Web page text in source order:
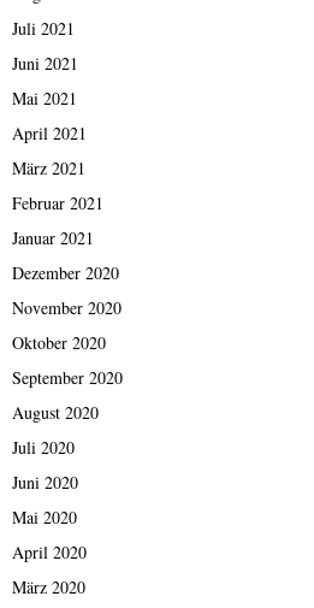
Juli 2021
Juni 2021
Mai 2021
April 2021
März 2021
Februar 2021
Januar 2021
Dezember 2020
November 2020
Oktober 2020
September 2020
August 2020
Juli 2020
Juni 2020
Mai 2020
April 2020
März 2020